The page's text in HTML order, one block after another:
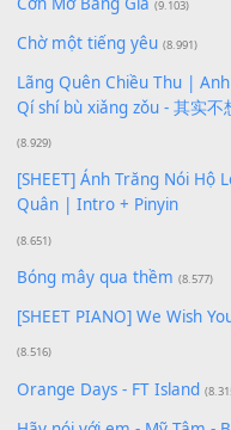
Xem nhiều nhất
Buông bỏ sự phụ thuộc
[SHEET PIANO] Happy
Giá Như - Soobin Hoàng
Chờ một tiếng yêu
Lãng Quên Chiều Thu |
Qí shí bù xiǎng zǒu - 其